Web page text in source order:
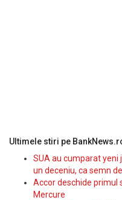
Ultimele stiri pe
SUA au cumparat
un deceniu, ca semn
Accor deschide primul
Mercure